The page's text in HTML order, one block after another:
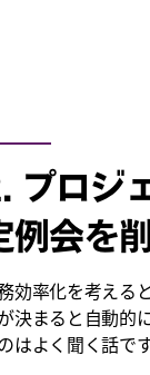
プロジ
例会を
効率化を考える
決まると自動的
はよく聞く話です